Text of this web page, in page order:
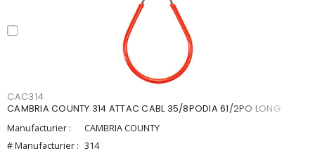
CAC314
CAMBRIA COUNTY 314 ATTAC CABL 35/8PODIA 61/2PO LONG
Manufacturier :
CAMBRIA COUNTY
# Manufacturier : 314